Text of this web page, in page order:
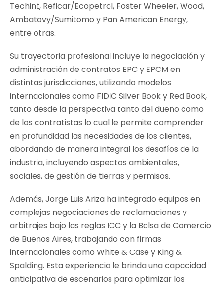
Techint, Reficar/Ecopetrol, Foster Wheeler, Wood,
Ambatovy/Sumitomo y Pan American Energy,
entre otras.
Su trayectoria profesional incluye la negociación y
administración de contratos EPC y EPCM en
distintas jurisdicciones, utilizando modelos
internacionales como FIDIC Silver Book y Red Book,
tanto desde la perspectiva tanto del dueño como
de los contratistas lo cual le permite comprender
en profundidad las necesidades de los clientes,
abordando de manera integral los desafíos de la
industria, incluyendo aspectos ambientales,
sociales, de gestión de tierras y permisos.
Además, Jorge Luis Ariza ha integrado equipos en
complejas negociaciones de reclamaciones y
arbitrajes bajo las reglas ICC y la Bolsa de Comercio
de Buenos Aires, trabajando con firmas
internacionales como White & Case y King &
Spalding. Esta experiencia le brinda una capacidad
anticipativa de escenarios para optimizar los